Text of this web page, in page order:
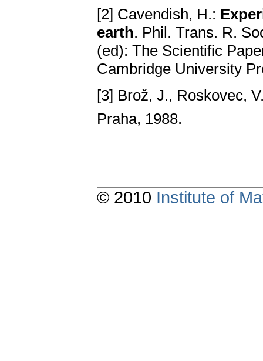
[2] Cavendish, H.:
earth. Phil. Trans. R.
(ed): The Scientific
Cambridge University
[3] Brož, J., Roskovec,
Praha, 1988.
© 2010 Institute of